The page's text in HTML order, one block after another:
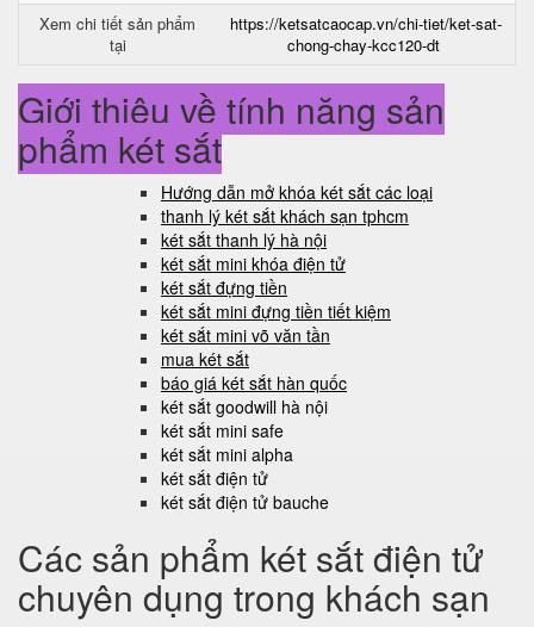
Xem chi tiết sản phẩm
tại
https://ketsatcaocap.vn/chi-tiet/ket-sat-
chong-chay-kcc120-dt
Giới thiệu về tính năng sản
phẩm két sắt
Hướng dẫn mở khóa két sắt các loại
thanh lý két sắt khách sạn tphcm
két sắt thanh lý hà nội
két sắt mini khóa điện tử
két sắt đựng tiền
két sắt mini đựng tiền tiết kiệm
két sắt mini võ văn tần
mua két sắt
báo giá két sắt hàn quốc
két sắt goodwill hà nội
két sắt mini safe
két sắt mini alpha
két sắt điện tử
két sắt điện tử bauche
Các sản phẩm két sắt điện tử
chuyên dụng trong khách sạn